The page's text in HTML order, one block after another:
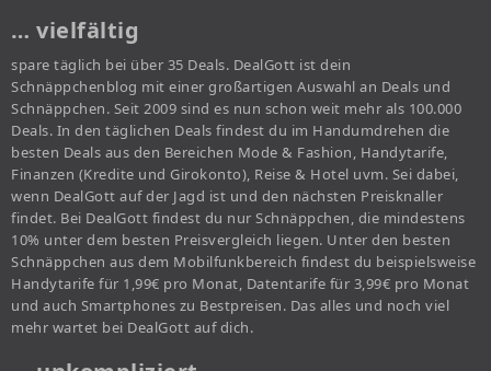
… vielfältig
spare täglich bei über 35 Deals. DealGott ist dein
Schnäppchenblog mit einer großartigen Auswahl an Deals und
Schnäppchen. Seit 2009 sind es nun schon weit mehr als 100.000
Deals. In den täglichen Deals findest du im Handumdrehen die
besten Deals aus den Bereichen Mode & Fashion, Handytarife,
Finanzen (Kredite und Girokonto), Reise & Hotel uvm. Sei dabei,
wenn DealGott auf der Jagd ist und den nächsten Preisknaller
findet. Bei DealGott findest du nur Schnäppchen, die mindestens
10% unter dem besten Preisvergleich liegen. Unter den besten
Schnäppchen aus dem Mobilfunkbereich findest du beispielsweise
Handytarife für 1,99€ pro Monat, Datentarife für 3,99€ pro Monat
und auch Smartphones zu Bestpreisen. Das alles und noch viel
mehr wartet bei DealGott auf dich.